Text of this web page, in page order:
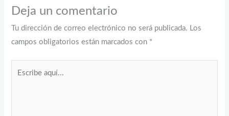
Deja un comentario
Tu dirección de correo electrónico no será publicada. Los
campos obligatorios están marcados con *